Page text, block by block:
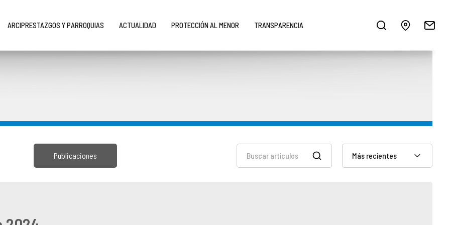
ARCIPRESTAZGOS Y PARROQUIAS ACTUALIDAD PROTECCIÓN AL MENOR TRANSPARENCIA
Publicaciones Más recientes